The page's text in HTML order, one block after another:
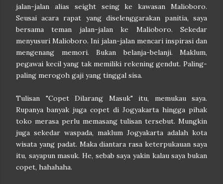
jalan-jalan alias seight seing ke kawasan Malioboro.
Seusai acara rapat yang diselenggarakan panitia, saya
bersama teman jalan-jalan ke Malioboro. Sekedar
menyusuri Malioboro. Ini jalan-jalan mencari inspirasi dan
mengenang memori. Bukan belanja-belanji. Maklum,
pegawai kecil yang tak memiliki rekening gendut. Paling-
paling merogoh gaji yang tinggal sisa.
Tulisan "Copet Dilarang Masuk" itu, memukau saya.
Rupanya banyak juga copet di Jogyakarta hingga pihak
toko merasa perlu memasang tulisan tersebut. Mungkin
juga sekedar waspada, maklum Jogyakarta adalah kota
wisata yang padat. Maka diantara rasa keterpukauan saya
itu, sayapun masuk. He, sebab saya yakin kalau saya bukan
copet, hahahaha.